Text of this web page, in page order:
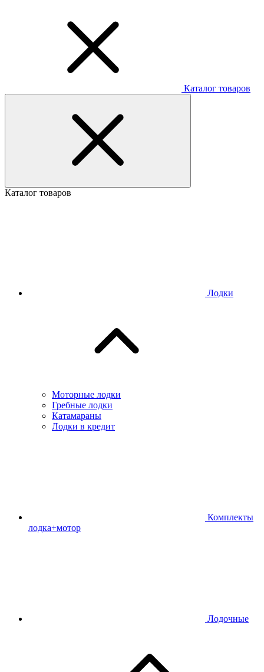
Каталог товаров
Каталог товаров
Лодки
Моторные лодки
Гребные лодки
Катамараны
Лодки в кредит
Комплекты
лодка+мотор
Лодочные